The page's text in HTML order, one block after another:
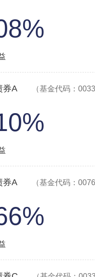
券A （基金代码：
券A （基金代码：